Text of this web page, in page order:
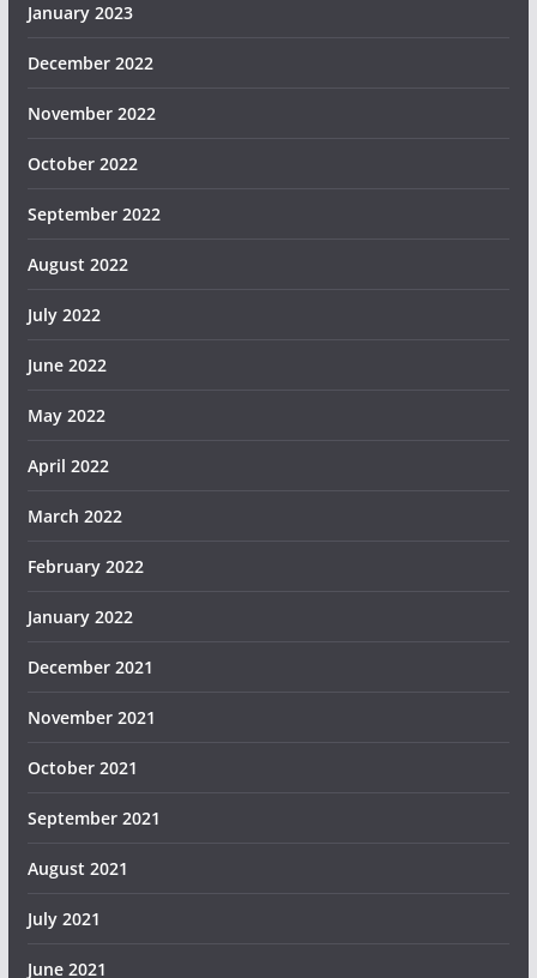
January 2023
December 2022
November 2022
October 2022
September 2022
August 2022
July 2022
June 2022
May 2022
April 2022
March 2022
February 2022
January 2022
December 2021
November 2021
October 2021
September 2021
August 2021
July 2021
June 2021